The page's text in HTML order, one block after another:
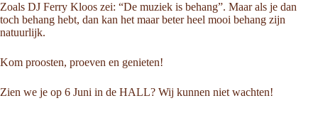
Zoals DJ Ferry Kloos zei: “De muziek is behang”. Maar als je dan
toch behang hebt, dan kan het maar beter heel mooi behang zijn
natuurlijk.
Kom proosten, proeven en genieten!
Zien we je op 6 Juni in de HALL? Wij kunnen niet wachten!